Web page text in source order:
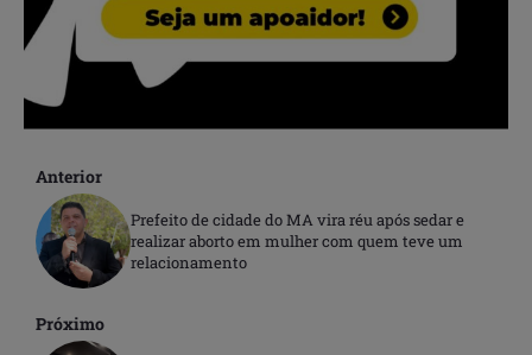
Anterior
Prefeito de cidade do MA vira réu após sedar e
realizar aborto em mulher com quem teve um
relacionamento
Próximo